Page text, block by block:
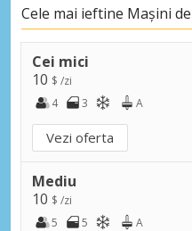
Cele mai ieftine Mașini
Cei mici
10 $ /zi
4
3 A
Vezi oferta
Mediu
10 $ /zi
5
5 A